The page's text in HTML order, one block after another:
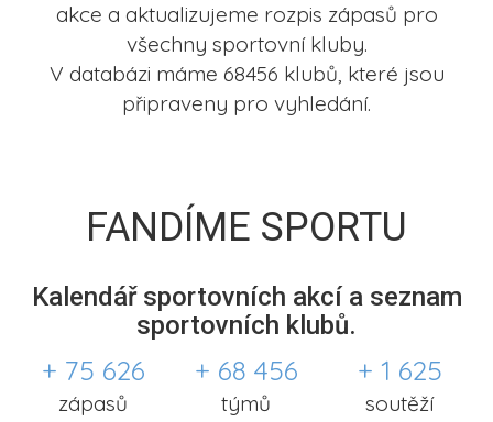
akce a aktualizujeme rozpis zápasů pro
všechny sportovní kluby.
V databázi máme 68456 klubů, které jsou
připraveny pro vyhledání.
FANDÍME SPORTU
Kalendář sportovních akcí a seznam
sportovních klubů.
+ 75 626
zápasů
+ 68 456
týmů
+ 1 625
soutěží